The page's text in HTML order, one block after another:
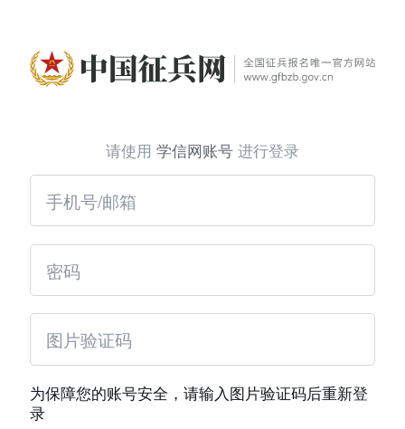
请使用 学信网账号 进行登录
为保障您的账号安全，请输入图片验证码后重新登
录